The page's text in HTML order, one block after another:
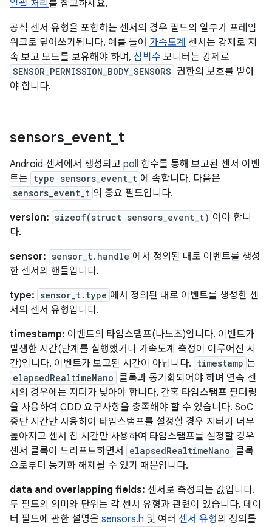
일괄 처리 를 참고하세요.
공식 센서 유형을 포함하는 센서의 경우 필드의 일부가 프레임
워크로 덮어쓰기됩니다. 예를 들어 가속도계 센서는 강제로 지
속 보고 모드를 보유해야 하며, 심박수 모니터는 강제로
SENSOR_PERMISSION_BODY_SENSORS 권한의 보호를 받아
야 합니다.
sensors event t
Android 센서에서 생성되고 poll 함수를 통해 보고된 센서 이벤
트는 type sensors_event_t 에 속합니다. 다음은
sensors_event_t 의 중요 필드입니다.
version: sizeof(struct sensors_event_t) 여야 합니
다.
sensor: sensor_t.handle 에서 정의된 대로 이벤트를 생성
한 센서의 핸들입니다.
type: sensor_t.type 에서 정의된 대로 이벤트를 생성한 센
서의 센서 유형입니다.
timestamp: 이벤트의 타임스탬프(나노초)입니다. 이벤트가
발생한 시간(단계를 실행했거나 가속도계 측정이 이루어진 시
간)입니다. 이벤트가 보고된 시간이 아닙니다. timestamp 는
elapsedRealtimeNano 클록과 동기화되어야 하며 연속 센
서의 경우에는 지터가 낮아야 합니다. 간혹 타임스탬프 필터링
을 사용하여 CDD 요구사항을 충족해야 할 수 있습니다. SoC
중단 시간만 사용하여 타임스탬프를 설정할 경우 지터가 너무
높아지고 센서 칩 시간만 사용하여 타임스탬프를 설정할 경우
센서 클록이 드리프트하면서
elapsedRealtimeNano 클록
으로부터 동기화 해제될 수 있기 때문입니다.
data and overlapping fields: 센서로 측정되는 값입니다.
두 필드의 의미와 단위는 각 센서 유형과 관련이 있습니다. 데이
터 필드에 관한 설명은 sensors.h 및 여러 센서 유형의 정의를